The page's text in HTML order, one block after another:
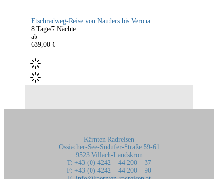
Etschradweg-Reise von Nauders bis Verona
8 Tage/7 Nächte
ab
639,00 €
Kärnten Radreisen
Ossiacher-See-Südufer-Straße 59-61
9523 Villach-Landskron
T: +43 (0) 4242 – 44 200 – 37
F: +43 (0) 4242 – 44 200 – 90